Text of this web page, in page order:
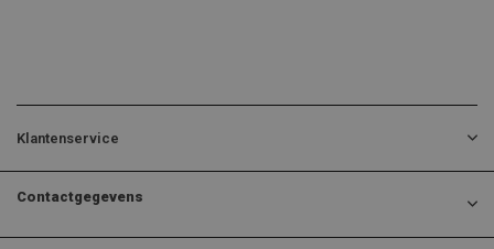
Klantenservice
Contactgegevens